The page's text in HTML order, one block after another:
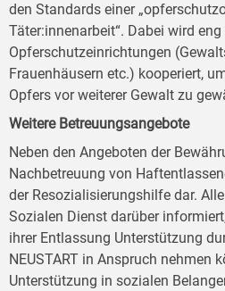
den Standards einer
Täter:innenarbeit“. Dabei wird
Opferschutzeinrichtungen
Frauenhäusern etc.) kooperiert,
Opfers vor weiterer Gewalt zu
Weitere Betreuungsangebote
Neben den Angeboten der
Nachbetreuung von
der Resozialisierungshilfe dar.
Sozialen Dienst darüber
ihrer Entlassung Unterstützung
NEUSTART in Anspruch nehmen
Unterstützung in sozialen